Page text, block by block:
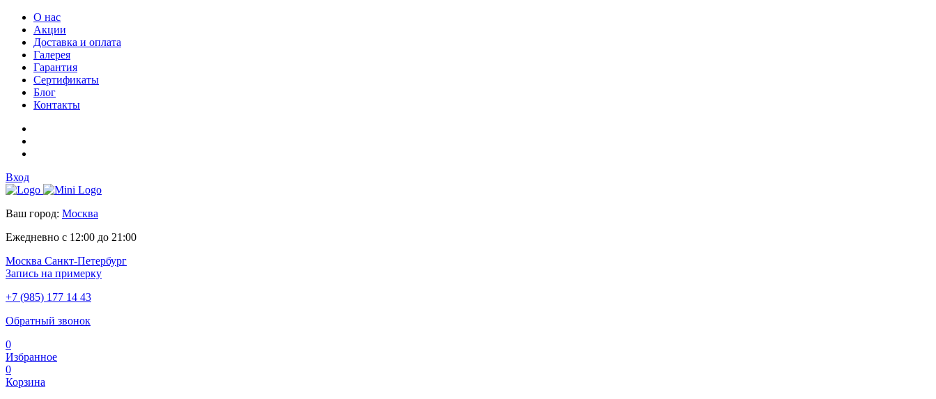
О нас
Акции
Доставка и оплата
Галерея
Гарантия
Сертификаты
Блог
Контакты
Вход
Ваш город: Москва
Ежедневно с 12:00 до 21:00
Москва Санкт-Петербург
Запись на примерку
+7 (985) 177 14 43
Обратный звонок
0
Избранное
0
Корзина